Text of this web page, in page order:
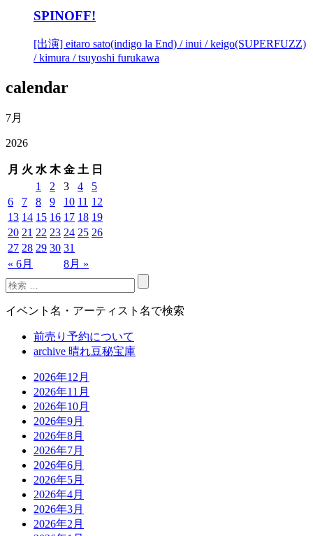
SPINOFF!
[出演] eitaro sato(indigo la End) / inui / keigo(SUPERFUZZ)
/ kimura / tsuyoshi furukawa
calendar
7月
2026
月 火 水 木 金 土 日
« 6月 8月 »
1 2 3 4
5
6
7 8 9 10 11 12
13 14 15 16 17 18 19
20 21 22 23 24 25 26
27 28 29 30 31
イベント名・アーティスト名で検索
前売り予約について
archive 晴れ豆秘宝庫
2026年12月
2026年11月
2026年10月
2026年9月
2026年8月
2026年7月
2026年6月
2026年5月
2026年4月
2026年3月
2026年2月